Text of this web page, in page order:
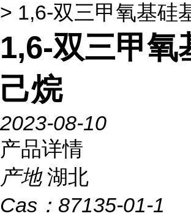
> 1,6-双三甲氧基硅
1,6-双三甲氧
己烷
2023-08-10
产品详情
产地 湖北
Cas： 87135-01-1